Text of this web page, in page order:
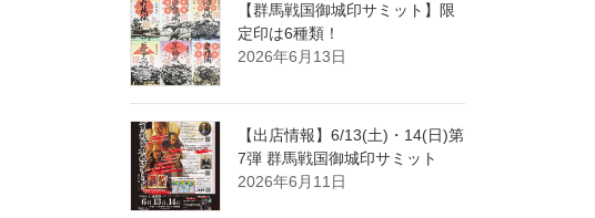
【群馬戦国御城印サミット】限
定印は6種類！
2026年6月13日
【出店情報】6/13(土)・14(日)第
7弾 群馬戦国御城印サミット
2026年6月11日